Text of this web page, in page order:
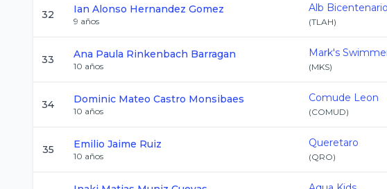
32 Ian Alonso Hernandez Gomez
9 años
Alb
(TLAH)
33 Ana Paula Rinkenbach Barragan
10 años
Mark's
(MKS)
34 Dominic Mateo Castro Monsibaes
10 años
Comude Leon
(COMUD)
35 Emilio Jaime Ruiz
10 años
Queretaro
(QRO)